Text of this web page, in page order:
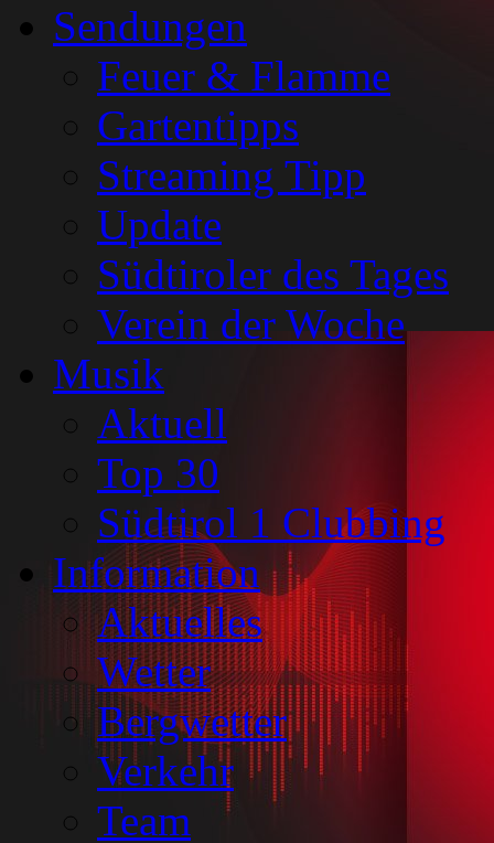
Sendungen
Feuer & Flamme
Gartentipps
Streaming Tipp
Update
Südtiroler des Tages
Verein der Woche
Musik
Aktuell
Top 30
Südtirol 1 Clubbing
Information
Aktuelles
Wetter
Bergwetter
Verkehr
Team